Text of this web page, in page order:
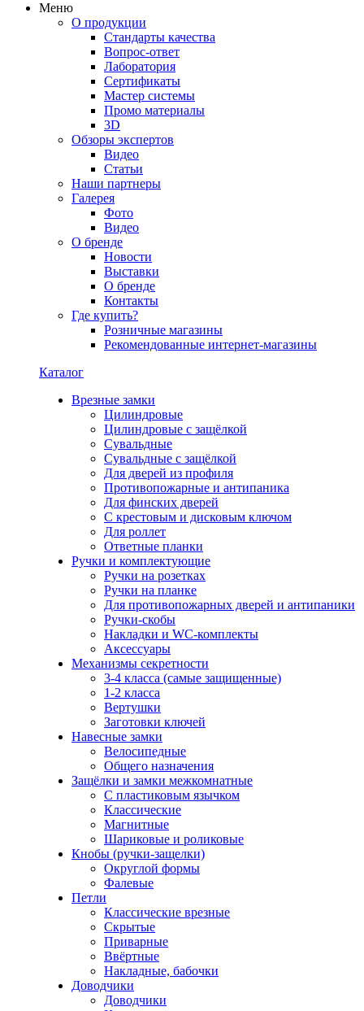
Меню
О продукции
Стандарты качества
Вопрос-ответ
Лаборатория
Сертификаты
Мастер системы
Промо материалы
3D
Обзоры экспертов
Видео
Статьи
Наши партнеры
Галерея
Фото
Видео
О бренде
Новости
Выставки
О бренде
Контакты
Где купить?
Розничные магазины
Рекомендованные интернет-магазины
Каталог
Врезные замки
Цилиндровые
Цилиндровые с защёлкой
Сувальдные
Сувальдные с защёлкой
Для дверей из профиля
Противопожарные и антипаника
Для финских дверей
С крестовым и дисковым ключом
Для роллет
Ответные планки
Ручки и комплектующие
Ручки на розетках
Ручки на планке
Для противопожарных дверей и антипаники
Ручки-скобы
Накладки и WC-комплекты
Аксессуары
Механизмы секретности
3-4 класса (самые защищенные)
1-2 класса
Вертушки
Заготовки ключей
Навесные замки
Велосипедные
Общего назначения
Защёлки и замки межкомнатные
С пластиковым язычком
Классические
Магнитные
Шариковые и роликовые
Кнобы (ручки-защелки)
Округлой формы
Фалевые
Петли
Классические врезные
Скрытые
Приварные
Ввёртные
Накладные, бабочки
Доводчики
Доводчики